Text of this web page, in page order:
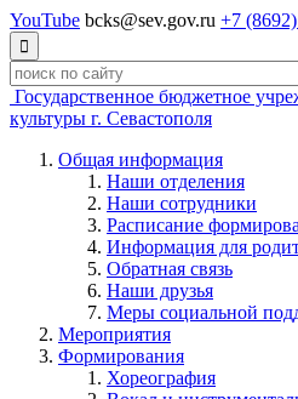
YouTube bcks@sev.gov.ru +7

Государственное бюджетное
культуры г. Севастополя
Общая информация
Наши отделения
Наши сотрудники
Расписание
Информация для
Обратная связь
Наши друзья
Меры социальной
Мероприятия
Формирования
Хореография